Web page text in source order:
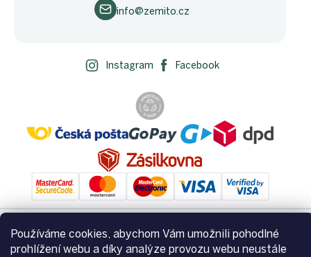
Používáme cookies, abychom Vám umožnili pohodlné
prohlížení webu a díky analýze provozu webu neustále
info@zemito.cz
Instagram Facebook
Vytvořil Shoptet